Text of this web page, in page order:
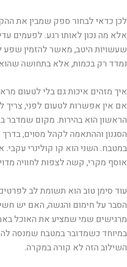
לכן כדאי לבחור ספק שמבין את
אלא מה נכון לאותו רגע. לפעמים
שעשויות היטב, מאשר להזמין שפע
נמדד רק בכמות, אלא בתחושה שהוא
איך מזהים איכות גם בלי לטעום
אם אין אפשרות לטעום לפני, צריך
הראשון הוא בהירות. מקום שמדבר
הסגנון וההתאמה לקהל מסוים,
במטבח. השני הוא קו קולינרי
אוסף מקרי, קשה לצפות לחוויה
עוד סימן טוב הוא תשומת לב
הסבר על חימום והגשה, האם יש
מרגישים שמי שמציע את האוכל
במיוחד כשמדובר במטבח שמנסה
השילוב הזה לא קורה במקרה.